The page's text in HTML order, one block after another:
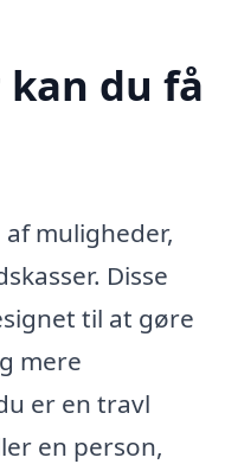
du få
muligheder,
Disse
til at gøre
mere
er en travl
en person,